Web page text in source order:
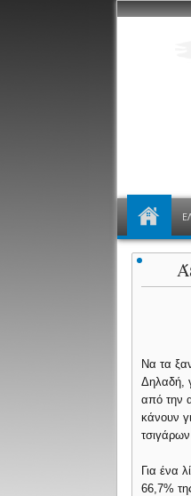
Να τα
Δηλαδή,
από την
κάνουν
Για ένα
66,7%